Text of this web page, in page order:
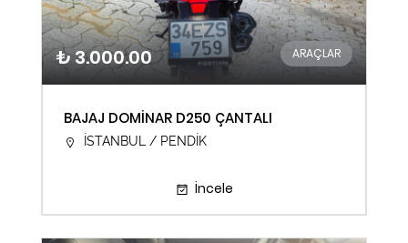
₺ 3.000.00 ARAÇLAR
BAJAJ DOMİNAR D250 ÇANTALI
İSTANBUL / PENDİK
İncele